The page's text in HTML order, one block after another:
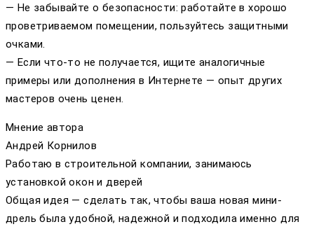
— Не забывайте о безопасности: работайте в хорошо
проветриваемом помещении, пользуйтесь защитными
очками.
— Если что-то не получается, ищите аналогичные
примеры или дополнения в Интернете — опыт других
мастеров очень ценен.
Мнение автора
Андрей Корнилов
Работаю в строительной компании, занимаюсь
установкой окон и дверей
Общая идея — сделать так, чтобы ваша новая мини-
дрель была удобной, надежной и подходила именно для